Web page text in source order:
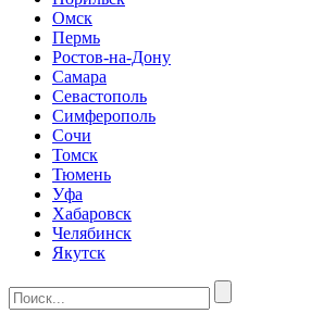
Омск
Пермь
Ростов-на-Дону
Самара
Севастополь
Симферополь
Сочи
Томск
Тюмень
Уфа
Хабаровск
Челябинск
Якутск